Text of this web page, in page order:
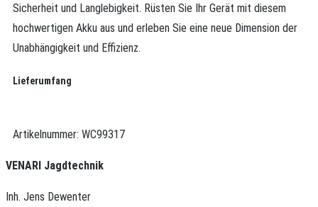
Sicherheit und Langlebigkeit. Rüsten Sie Ihr Gerät mit diesem
hochwertigen Akku aus und erleben Sie eine neue Dimension der
Unabhängigkeit und Effizienz.
Lieferumfang
Artikelnummer: WC99317
VENARI Jagdtechnik
Inh. Jens Dewenter